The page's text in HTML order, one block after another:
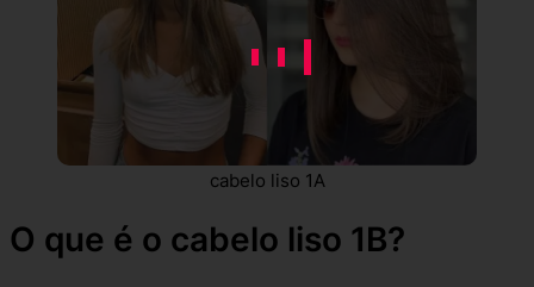
cabelo liso 1A
O que é o cabelo liso 1B?